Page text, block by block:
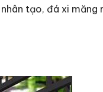
tạo, đá xi măng